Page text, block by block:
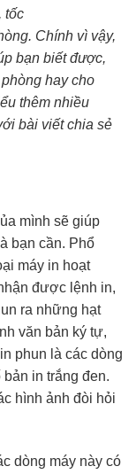
tốc
Chính vì vậy,
bạn biết được,
hay cho
thêm nhiều
bài viết chia sẻ
mình sẽ giúp
bạn cần. Phổ
máy in hoạt
được lệnh in,
ra những hạt
văn bản ký tự,
phun là các dòng
in trắng đen.
hình ảnh đòi hỏi
dòng máy này có